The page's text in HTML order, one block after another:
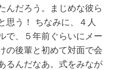
んだろう。まじめな彼ら
思う！ ちなみに、４人
で、５年前ぐらいにメー
の後輩と初めて対面で会
るんだなあ。式をみなが